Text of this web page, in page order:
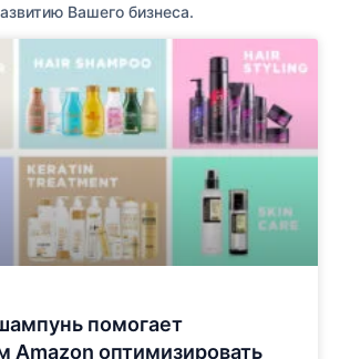
Вашего бизнеса.
помогает
Amazon оптимизировать